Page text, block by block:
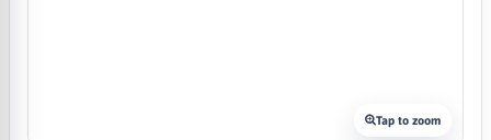
Tap to zoom